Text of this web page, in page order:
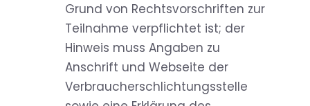
Grund von Rechtsvorschriften zur
Teilnahme verpflichtet ist; der
Hinweis muss Angaben zu
Anschrift und Webseite der
Verbraucherschlichtungsstelle